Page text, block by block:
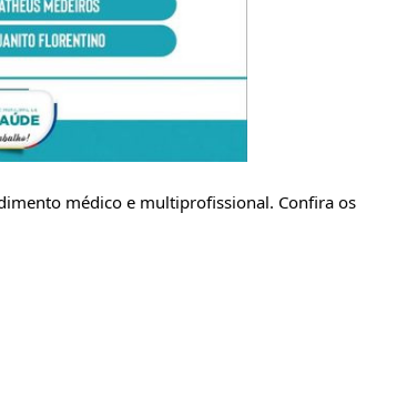
médico e multiprofissional. Confira os